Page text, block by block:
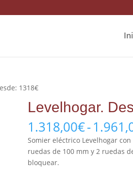
1318€
Levelhogar.
1.318,00€-
Somier eléctrico Levelhogar
ruedas de 100 mm y 2 ruedas
bloquear.